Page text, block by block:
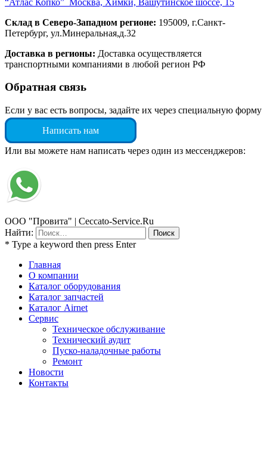
Склад в Северо-Западном регионе: 195009, г.Санкт-
Петербург, ул.Минеральная,д.32
Доставка в регионы: Доставка осуществляется
транспортными компаниями в любой регион РФ
Обратная связь
Если у вас есть вопросы, задайте их через специальную форму
Написать нам
Или вы можете нам написать через один из мессенджеров:
ООО "Провита" | Ceccato-Service.Ru
Найти:
* Type a keyword then press Enter
Главная
О компании
Каталог оборудования
Каталог запчастей
Каталог Airnet
Сервис
Техническое обслуживание
Технический аудит
Пуско-наладочные работы
Ремонт
Новости
Контакты